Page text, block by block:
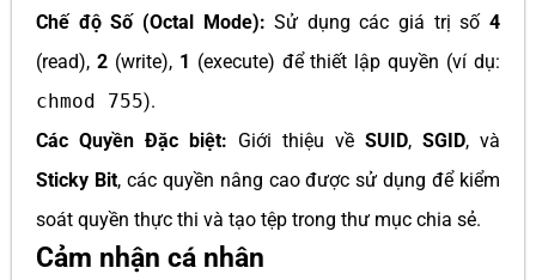
Chế độ Số (Octal Mode): Sử dụng các giá trị số4
(read), 2(write), 1 (execute) để thiết lập quyền (ví dụ:
chmod 755).
Các Quyền Đặc biệt: Giới thiệu về SUID, SGID, và
Sticky Bit, các quyền nâng cao được sử dụng để kiểm
soát quyền thực thi và tạo tệp trong thư mục chia sẻ.
Cảm nhận cá nhân